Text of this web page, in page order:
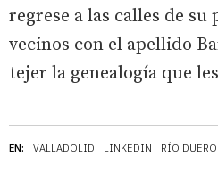
EN: VALLADOLID LINKEDIN RÍO DUERO
regrese a las calles de
vecinos con el apellido
tejer la genealogía que